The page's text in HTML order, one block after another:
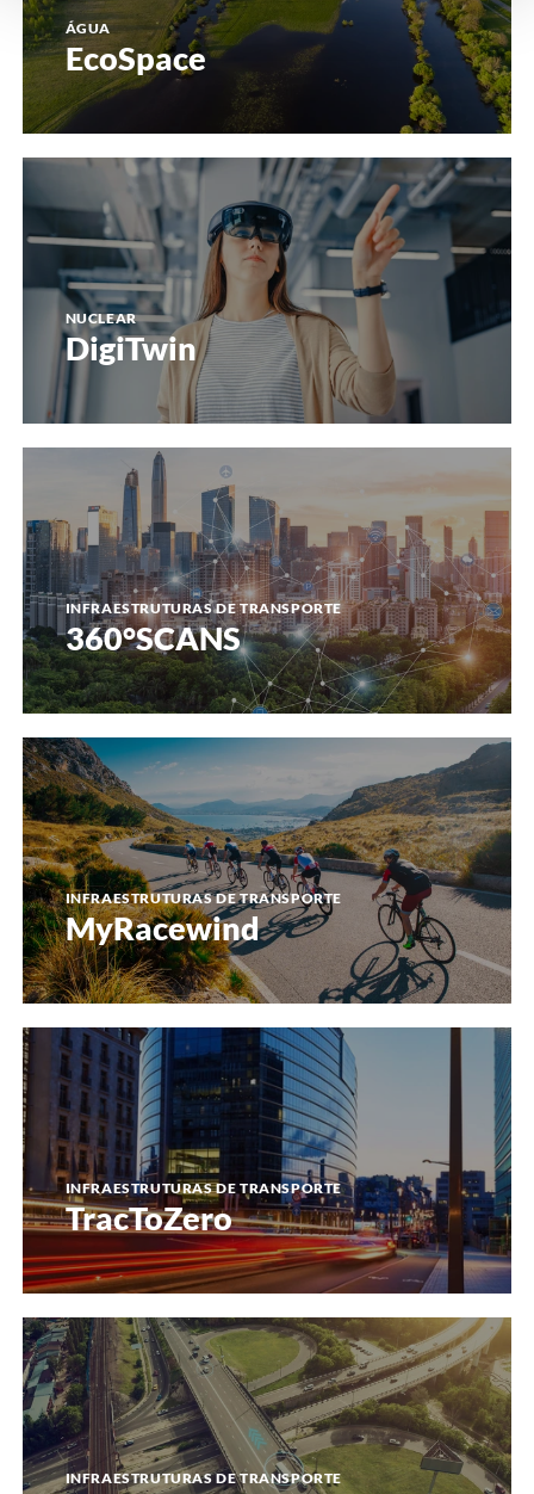
ÁGUA
EcoSpace
NUCLEAR
DigiTwin
INFRAESTRUTURAS DE TRANSPORTE
360°SCANS
INFRAESTRUTURAS DE TRANSPORTE
MyRacewind
MyRacewind
INFRAESTRUTURAS DE TRANSPORTE
TracToZero
TracToZero
INFRAESTRUTURAS DE TRANSPORTE
UrbanWebMap